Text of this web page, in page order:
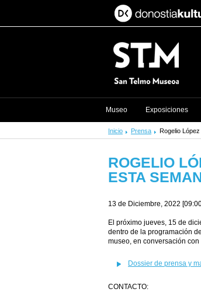
Inicio Prensa Rogelio
ROGELIO
ESTA
13 de Diciembre, 2022
El próximo jueves, 15 de
dentro de la programación
museo, en conversación
Dossier de prensa y
CONTACTO:
Museo Exposiciones